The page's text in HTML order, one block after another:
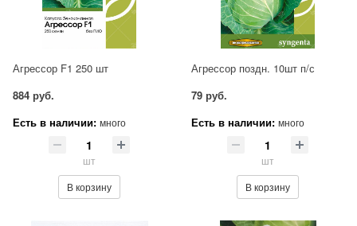
Агрессор F1 250 шт
884 руб.
Есть в наличии: много
шт
В корзину
Агрессор поздн. 10шт п/с
79 руб.
Есть в наличии: много
шт
В корзину